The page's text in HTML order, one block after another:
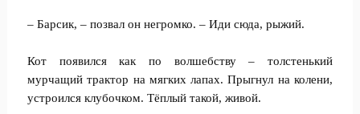
– Барсик, – позвал он негромко. – Иди сюда, рыжий.
Кот появился как по волшебству – толстенький
мурчащий трактор на мягких лапах. Прыгнул на колени,
устроился клубочком. Тёплый такой, живой.